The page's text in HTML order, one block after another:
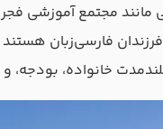
فارسی‌زبان
خانواده، بودجه،